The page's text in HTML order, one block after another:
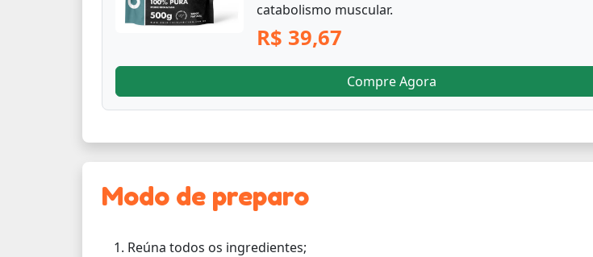
catabolismo muscular.
R$ 39,67
Compre Agora
Modo de preparo
Reúna todos os ingredientes;